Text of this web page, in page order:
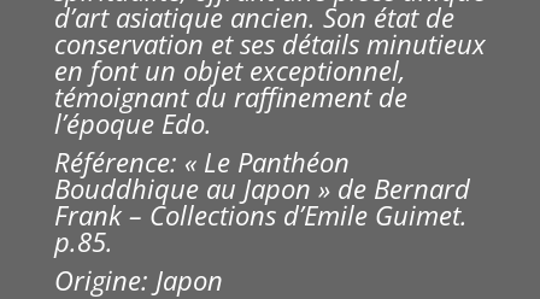
d’art asiatique ancien. Son état de
conservation et ses détails minutieux
en font un objet exceptionnel,
témoignant du raffinement de
l’époque Edo.
Référence: « Le Panthéon
Bouddhique au Japon » de Bernard
Frank – Collections d’Emile Guimet.
p.85.
Origine: Japon